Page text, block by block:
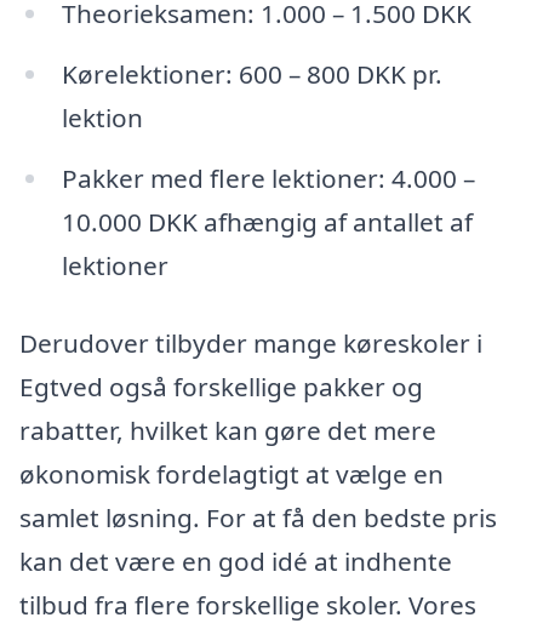
Theorieksamen: 1.000 – 1.500 DKK
Kørelektioner: 600 – 800 DKK pr.
lektion
Pakker med flere lektioner: 4.000 –
10.000 DKK afhængig af antallet af
lektioner
Derudover tilbyder mange køreskoler i
Egtved også forskellige pakker og
rabatter, hvilket kan gøre det mere
økonomisk fordelagtigt at vælge en
samlet løsning. For at få den bedste pris
kan det være en god idé at indhente
tilbud fra flere forskellige skoler. Vores